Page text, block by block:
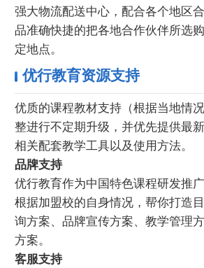
强大物流配送中心，配合各个地区
品准确快捷的把各地合作伙伴所选
定地点。
优行教育资源支持
优质的课程教材支持（根据当地情
整进行不定期升级，并优先提供最
相关配套教学工具以及使用方法。
品牌支持
优行教育作为中国特色课程研发推
根据加盟校的自身情况，帮你打造
询方案、品牌宣传方案、教学管理
方案。
客服支持